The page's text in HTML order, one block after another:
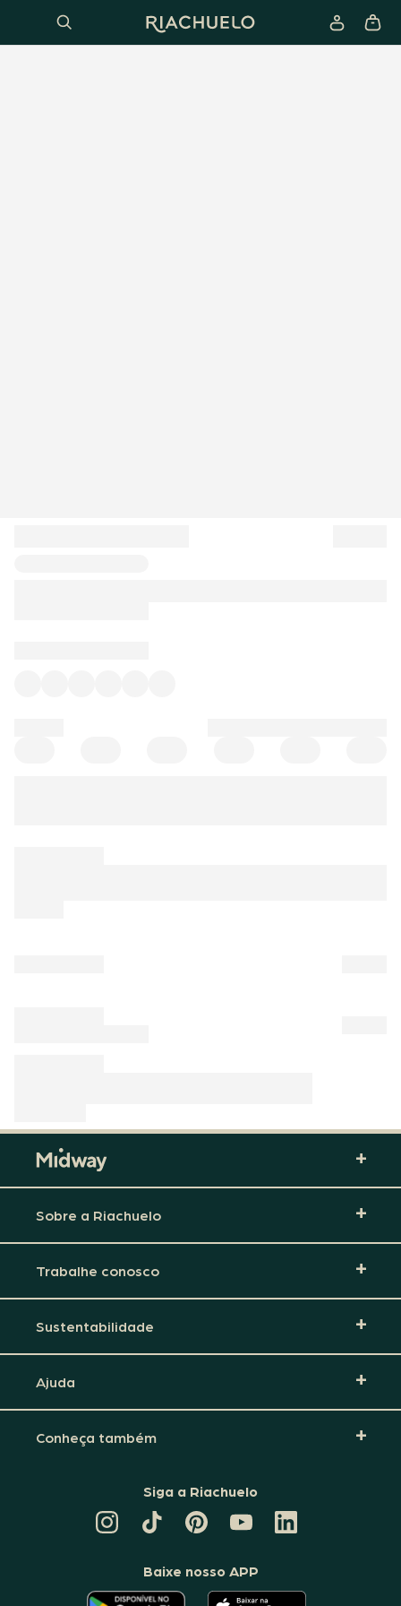
Sobre a Riachuelo
Trabalhe conosco
Sustentabilidade
Ajuda
Conheça também
Siga a Riachuelo
TIKTOK
DA
PINTEREST
DA
CANAL
DA
RIACHUELO
LINKEDIN
DA
Baixe nosso APP
O O